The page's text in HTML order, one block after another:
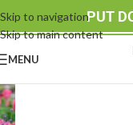
Skip to navigation
Skip to main content
PUT
MENU
RASADNIK
MIHALEK